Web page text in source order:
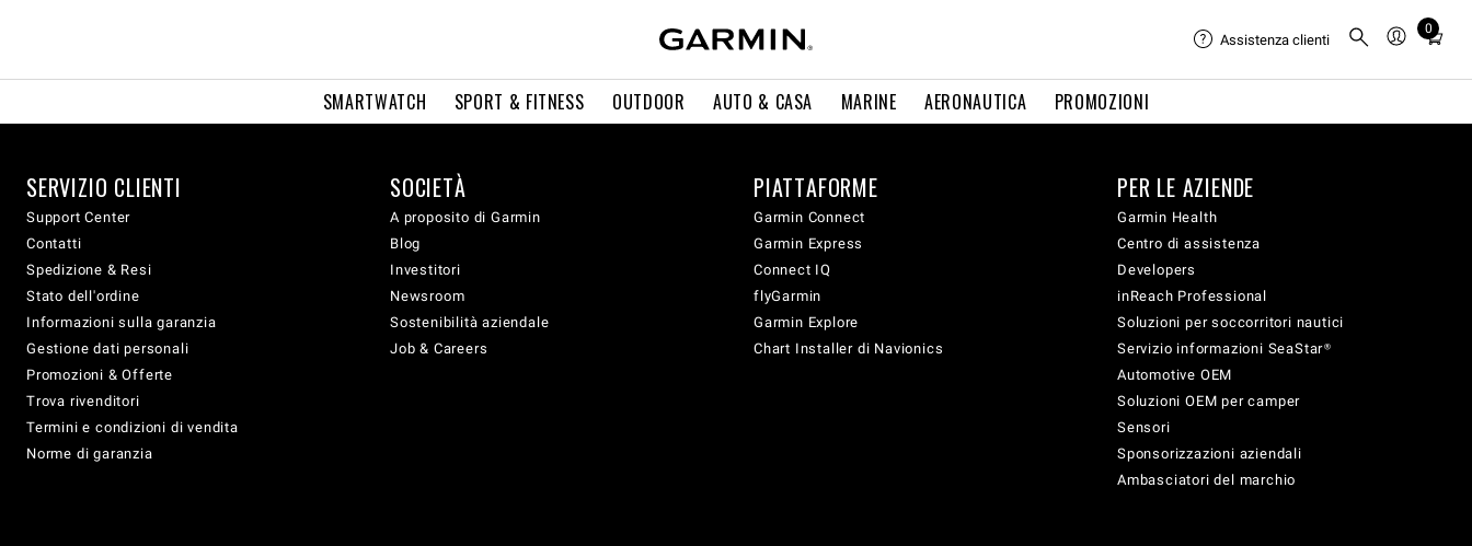
SMARTWATCH SPORT & FITNESS OUTDOOR AUTO & CASA MARINE AERONAUTICA PROMOZIONI
Assistenza clienti
0
Total
cart:
SERVIZIO CLIENTI
Support Center
Contatti
Spedizione & Resi
Stato dell'ordine
Informazioni sulla garanzia
Gestione dati personali
Promozioni & Offerte
Trova rivenditori
Termini e condizioni di vendita
Norme di garanzia
SOCIETÀ
A proposito di Garmin
Blog
Investitori
Newsroom
Sostenibilità aziendale
Job & Careers
PIATTAFORME
Garmin Connect
Garmin Express
Connect IQ
flyGarmin
Garmin Explore
Chart Installer di Navionics
PER LE AZIENDE
Garmin Health
Centro di assistenza
Developers
inReach Professional
Soluzioni per soccorritori nautici
Servizio informazioni SeaStar®
Automotive OEM
Soluzioni OEM per camper
Sensori
Sponsorizzazioni aziendali
Ambasciatori del marchio